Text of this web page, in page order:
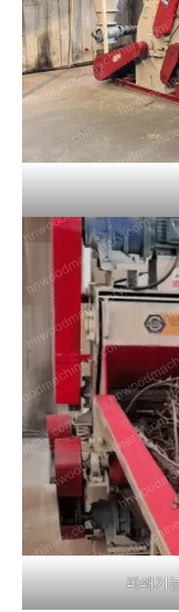
파쇄기